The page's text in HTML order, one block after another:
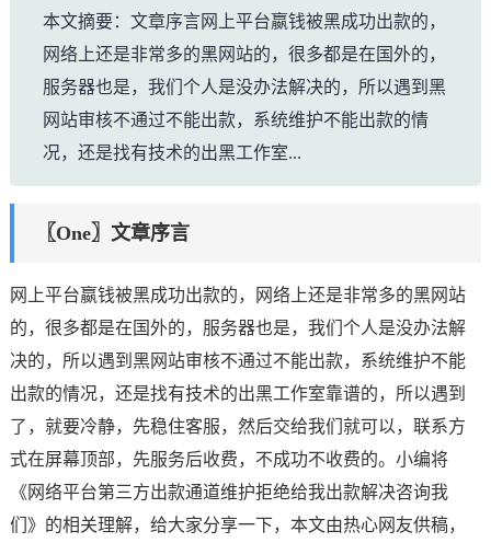
本文摘要：文章序言网上平台嬴钱被黑成功出款的，
网络上还是非常多的黑网站的，很多都是在国外的，
服务器也是，我们个人是没办法解决的，所以遇到黑
网站审核不通过不能出款，系统维护不能出款的情
况，还是找有技术的出黑工作室...
〖One〗文章序言
网上平台嬴钱被黑成功出款的，网络上还是非常多的黑网站
的，很多都是在国外的，服务器也是，我们个人是没办法解
决的，所以遇到黑网站审核不通过不能出款，系统维护不能
出款的情况，还是找有技术的出黑工作室靠谱的，所以遇到
了，就要冷静，先稳住客服，然后交给我们就可以，联系方
式在屏幕顶部，先服务后收费，不成功不收费的。小编将
《网络平台第三方出款通道维护拒绝给我出款解决咨询我
们》的相关理解，给大家分享一下，本文由热心网友供稿，